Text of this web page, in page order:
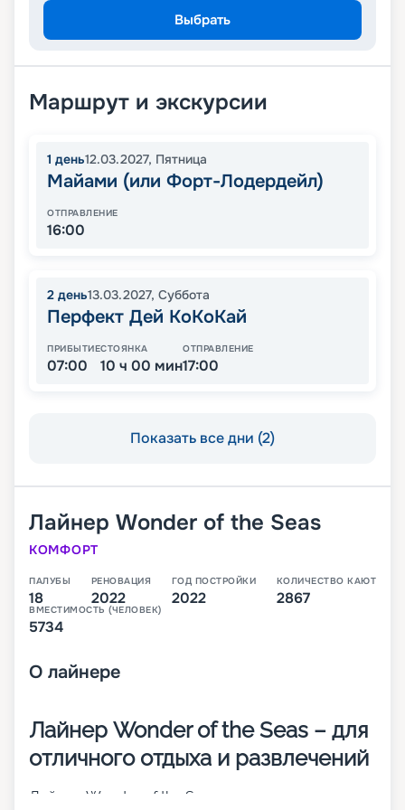
Выбрать
Маршрут и экскурсии
1 день12.03.2027, Пятница
Майами (или Форт-Лодердейл)
ОТПРАВЛЕНИЕ
16:00
2 день13.03.2027, Суббота
Перфект Дей КоКоКай
ПРИБЫТИЕ
07:00
СТОЯНКА
10 ч 00 мин
ОТПРАВЛЕНИЕ
17:00
Показать все дни (2)
Лайнер Wonder of the Seas
КОМФОРТ
ПАЛУБЫ
18
РЕНОВАЦИЯ
2022
ГОД ПОСТРОЙКИ
2022
КОЛИЧЕСТВО КАЮТ
2867
ВМЕСТИМОСТЬ (ЧЕЛОВЕК)
5734
О лайнере
Лайнер Wonder of the Seas – для
отличного отдыха и развлечений
Лайнер Wonder of the Seas совершает круизные